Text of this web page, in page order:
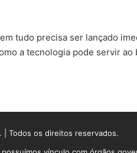
tudo precisa ser lançado
a tecnologia pode servir ao
| Todos os direitos reservados.